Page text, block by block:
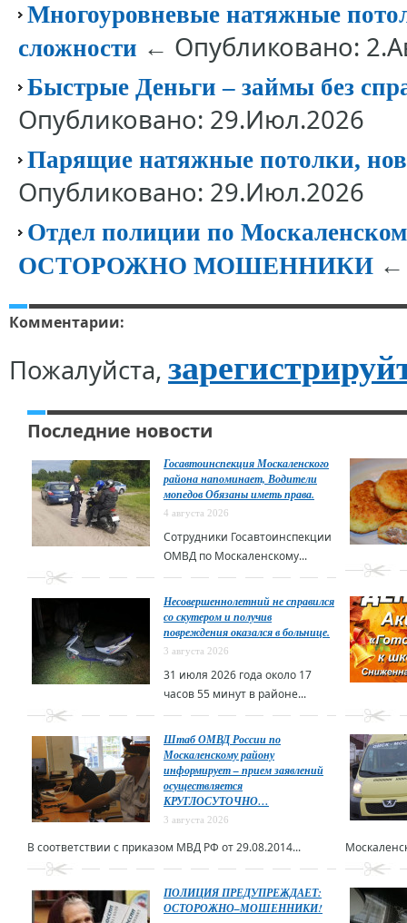
Многоуровневые натяжные
сложности ← Опубликовано:
Быстрые Деньги – займы без
Опубликовано: 29.Июл.2026
Парящие натяжные потолки,
Опубликовано: 29.Июл.2026
Отдел полиции по
ОСТОРОЖНО МОШЕННИКИ ←
Комментарии:
Пожалуйста,
Последние новости
Госавтоинспекция Москаленского
района напоминает, Водители
мопедов Обязаны иметь права.
4 августа 2026
Сотрудники Госавтоинспекции
ОМВД по Москаленскому...
Несовершеннолетний не справился
со скутером и получив
повреждения оказался в больнице.
3 августа 2026
31 июля 2026 года около 17
часов 55 минут в районе...
Штаб ОМВД России по
Москаленскому району
информирует – прием заявлений
осуществляется
КРУГЛОСУТОЧНО…
3 августа 2026
В соответствии с приказом МВД РФ от 29.08.2014...
ПОЛИЦИЯ ПРЕДУПРЕЖДАЕТ:
ОСТОРОЖНО–МОШЕННИКИ!